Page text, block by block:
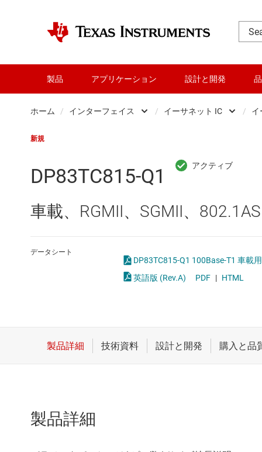
製品 アプリケーション 設計と開発
ホーム / インターフェイス
RF とマイクロ波
インターフェイス
クロックとタイミング
ダイ / ウェハー サービス
/ イーサネット IC
HDMI、
IO-Link と
LVDS、M-
RS-485 と
/ イ
新規
DP83TC815-Q1
車載、RGMII、SGMII、
データシート
DP83TC815-Q1 100Base-T1 車載
英語版 (Rev.A)
PDF | HTML
製品詳細